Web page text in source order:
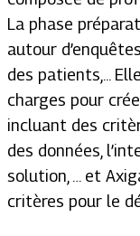
La phase
autour
des patients,...
charges pour
incluant des
des données,
solution, … et
critères pour le